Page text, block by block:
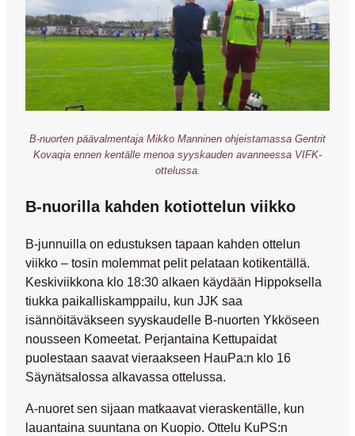
B-nuorten päävalmentaja Mikko Manninen ohjeistamassa Gentrit
Kovaqia ennen kentälle menoa syyskauden avanneessa VIFK-
ottelussa.
B-nuorilla kahden kotiottelun viikko
B-junnuilla on edustuksen tapaan kahden ottelun
viikko – tosin molemmat pelit pelataan kotikentällä.
Keskiviikkona klo 18:30 alkaen käydään Hippoksella
tiukka paikalliskamppailu, kun JJK saa
isännöitäväkseen syyskaudelle B-nuorten Ykköseen
nousseen Komeetat. Perjantaina Kettupaidat
puolestaan saavat vieraakseen HauPa:n klo 16
Säynätsalossa alkavassa ottelussa.
A-nuoret sen sijaan matkaavat vieraskentälle, kun
lauantaina suuntana on Kuopio. Ottelu KuPS:n